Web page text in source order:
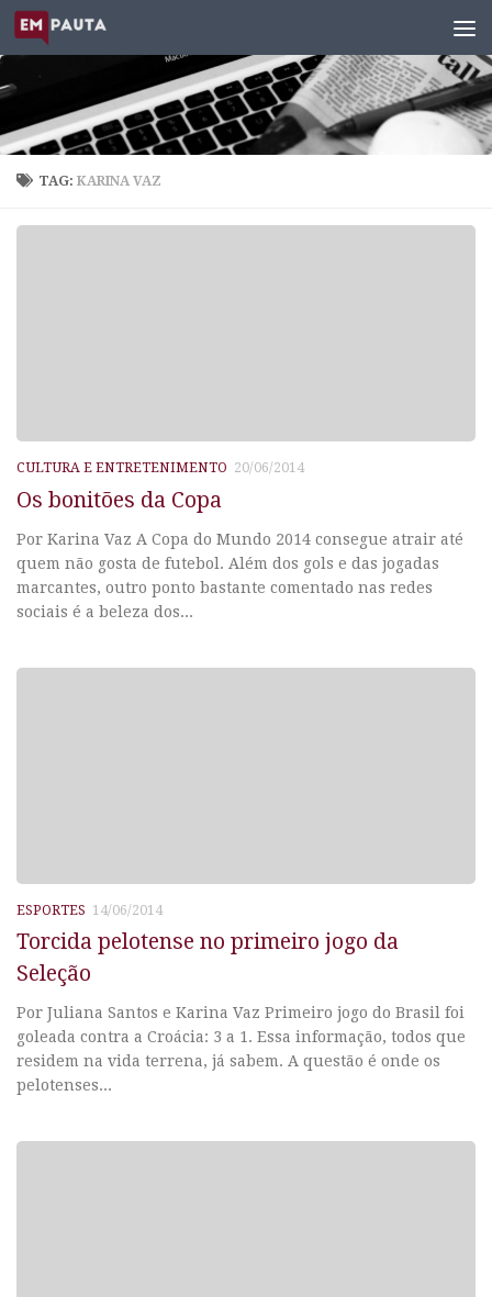
Skip to content
TAG:KARINA VAZ
CULTURA E ENTRETENIMENTO 20/06/2014
Os bonitões da Copa
Por Karina Vaz A Copa do Mundo 2014 consegue atrair até
quem não gosta de futebol. Além dos gols e das jogadas
marcantes, outro ponto bastante comentado nas redes
sociais é a beleza dos...
ESPORTES 14/06/2014
Torcida pelotense no primeiro jogo da
Seleção
Por Juliana Santos e Karina Vaz Primeiro jogo do Brasil foi
goleada contra a Croácia: 3 a 1. Essa informação, todos que
residem na vida terrena, já sabem. A questão é onde os
pelotenses...